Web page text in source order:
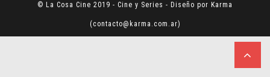
© La Cosa Cine 2019 - Cine y Series - Diseño por Karma
(contacto@karma.com.ar)